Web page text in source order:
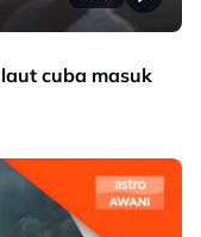
cuba masuk